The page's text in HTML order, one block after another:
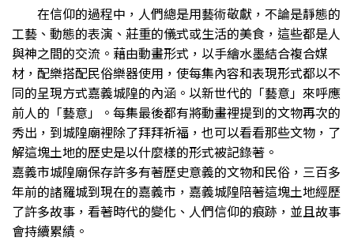
在信仰的過程中，人們總是用藝術敬獻，不論是靜態的
工藝、動態的表演、莊重的儀式或生活的美食，這些都是人
與神之間的交流。藉由動畫形式，以手繪水墨結合複合媒
材，配樂搭配民俗樂器使用，使每集內容和表現形式都以不
同的呈現方式嘉義城隍的內涵。以新世代的「藝意」來呼應
前人的「藝意」。每集最後都有將動畫裡提到的文物再次的
秀出，到城隍廟裡除了拜拜祈福，也可以看看那些文物，了
解這塊土地的歷史是以什麼樣的形式被記錄著。
嘉義市城隍廟保存許多有著歷史意義的文物和民俗，三百多
年前的諸羅城到現在的嘉義市，嘉義城隍陪著這塊土地經歷
了許多故事，看著時代的變化、人們信仰的痕跡，並且故事
會持續累績。